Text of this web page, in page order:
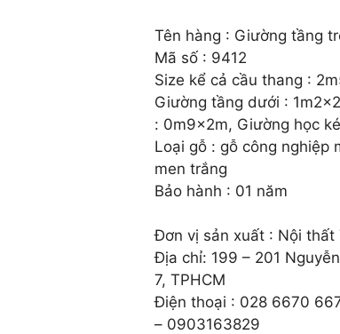
Tên hàng : Giường tầng
Mã số : 9412
Size kể cả cầu thang :
Giường tầng dưới :
: 0m9x2m, Giường học
Loại gỗ : gỗ công nghiệp
men trắng
Bảo hành : 01 năm
Đơn vị sản xuất : Nội thất
Địa chỉ: 199 – 201
7, TPHCM
Điện thoại : 028 6670
– 0903163829